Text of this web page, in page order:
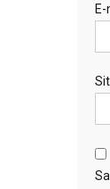
E-